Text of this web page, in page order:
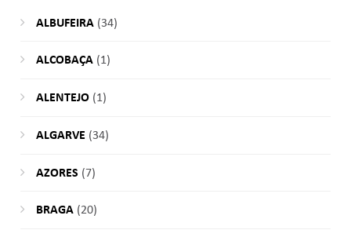
ALBUFEIRA(34)
ALCOBAÇA(1)
ALENTEJO(1)
ALGARVE (34)
AZORES (7)
BRAGA(20)